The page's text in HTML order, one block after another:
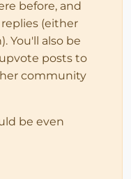
before, and
(either
You'll also be
posts to
community
be even